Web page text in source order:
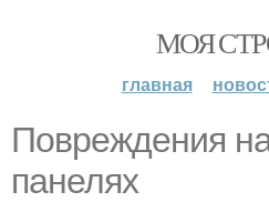
МОЯ
главная
Повреждения
панелях